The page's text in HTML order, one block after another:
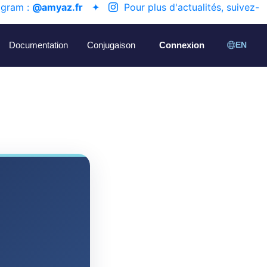
: @amyaz.fr ✦ Pour plus d'actualités, suivez-
Documentation Conjugaison Connexion EN